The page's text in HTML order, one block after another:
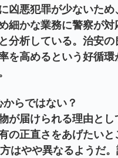
凶悪犯罪が少ないため
細かな業務に警察が
分析している。治安の
を高めるという好循環
からではない？
が届けられる理由とし
の正直さをあげたいと
はやや異なるようだ